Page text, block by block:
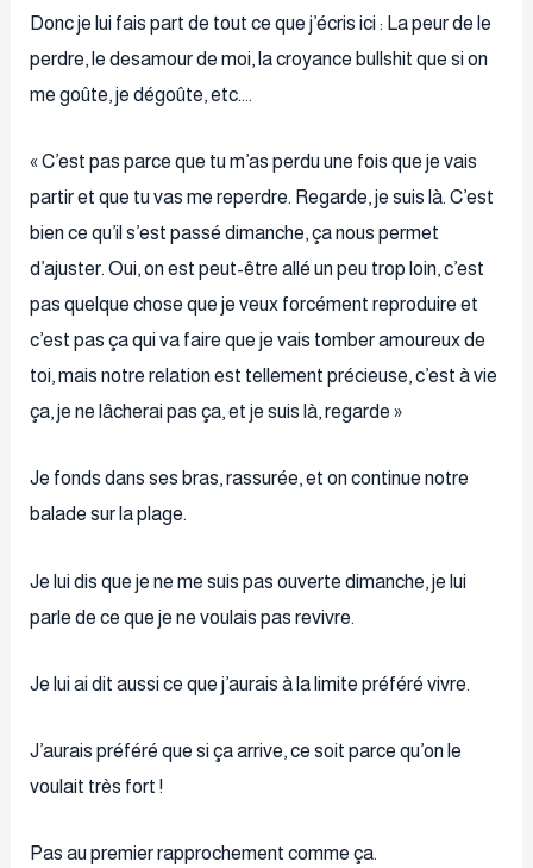
Donc je lui fais part de tout ce que j’écris ici : La peur de le
perdre, le desamour de moi, la croyance bullshit que si on
me goûte, je dégoûte, etc.…
« C’est pas parce que tu m’as perdu une fois que je vais
partir et que tu vas me reperdre. Regarde, je suis là. C’est
bien ce qu’il s’est passé dimanche, ça nous permet
d’ajuster. Oui, on est peut-être allé un peu trop loin, c’est
pas quelque chose que je veux forcément reproduire et
c’est pas ça qui va faire que je vais tomber amoureux de
toi, mais notre relation est tellement précieuse, c’est à vie
ça, je ne lâcherai pas ça, et je suis là, regarde »
Je fonds dans ses bras, rassurée, et on continue notre
balade sur la plage.
Je lui dis que je ne me suis pas ouverte dimanche, je lui
parle de ce que je ne voulais pas revivre.
Je lui ai dit aussi ce que j’aurais à la limite préféré vivre.
J’aurais préféré que si ça arrive, ce soit parce qu’on le
voulait très fort !
Pas au premier rapprochement comme ça.